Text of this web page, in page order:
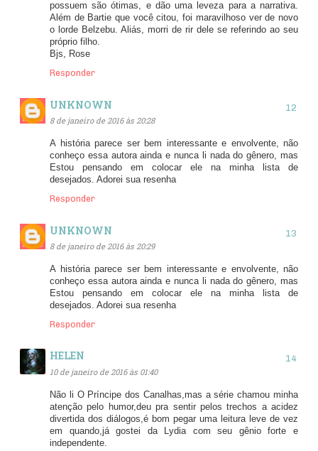
possuem são ótimas, e dão uma leveza para a narrativa.
Além de Bartie que você citou, foi maravilhoso ver de novo
o lorde Belzebu. Aliás, morri de rir dele se referindo ao seu
próprio filho.
Bjs, Rose
Responder
UNKNOWN
8 de janeiro de 2016 às 20:28
A história parece ser bem interessante e envolvente, não
conheço essa autora ainda e nunca li nada do gênero, mas
Estou pensando em colocar ele na minha lista de
desejados. Adorei sua resenha
Responder
UNKNOWN
8 de janeiro de 2016 às 20:29
A história parece ser bem interessante e envolvente, não
conheço essa autora ainda e nunca li nada do gênero, mas
Estou pensando em colocar ele na minha lista de
desejados. Adorei sua resenha
Responder
HELEN
10 de janeiro de 2016 às 01:40
Não li O Príncipe dos Canalhas,mas a série chamou minha
atenção pelo humor,deu pra sentir pelos trechos a acidez
divertida dos diálogos,é bom pegar uma leitura leve de vez
em quando,já gostei da Lydia com seu gênio forte e
independente.